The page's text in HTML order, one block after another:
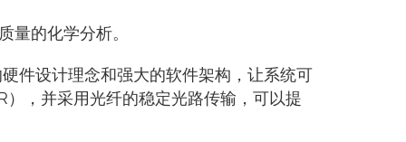
量的化学分析。
件设计理念和强大的软件架构，让系统可
，并采用光纤的稳定光路传输，可以提